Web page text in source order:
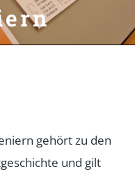
gehört zu den
und gilt